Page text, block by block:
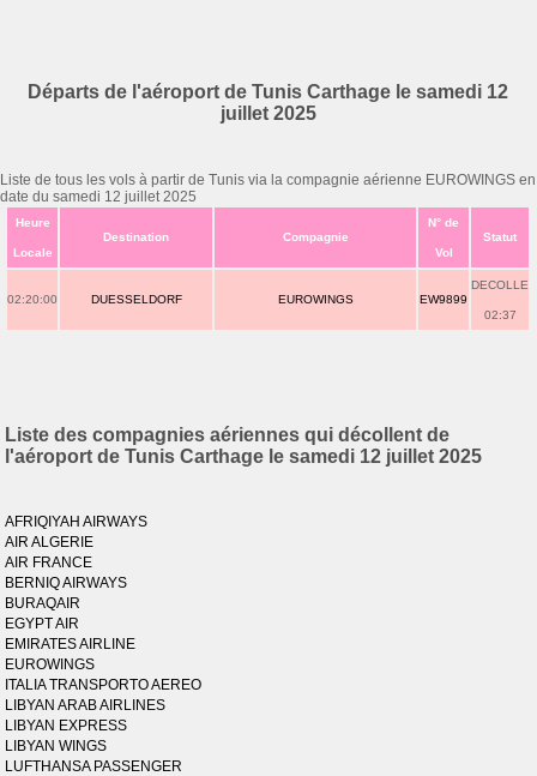
Départs de l'aéroport de Tunis Carthage le samedi 12
juillet 2025
Liste de tous les vols à partir de Tunis via la compagnie aérienne EUROWINGS en
date du samedi 12 juillet 2025
Heure
Locale
Destination Compagnie
N° de
Vol
Statut
02:20:00 DUESSELDORF EUROWINGS EW9899
DECOLLE
02:37
Liste des compagnies aériennes qui décollent de
l'aéroport de Tunis Carthage le samedi 12 juillet 2025
AFRIQIYAH AIRWAYS
AIR ALGERIE
AIR FRANCE
BERNIQ AIRWAYS
BURAQAIR
EGYPT AIR
EMIRATES AIRLINE
EUROWINGS
ITALIA TRANSPORTO AEREO
LIBYAN ARAB AIRLINES
LIBYAN EXPRESS
LIBYAN WINGS
LUFTHANSA PASSENGER